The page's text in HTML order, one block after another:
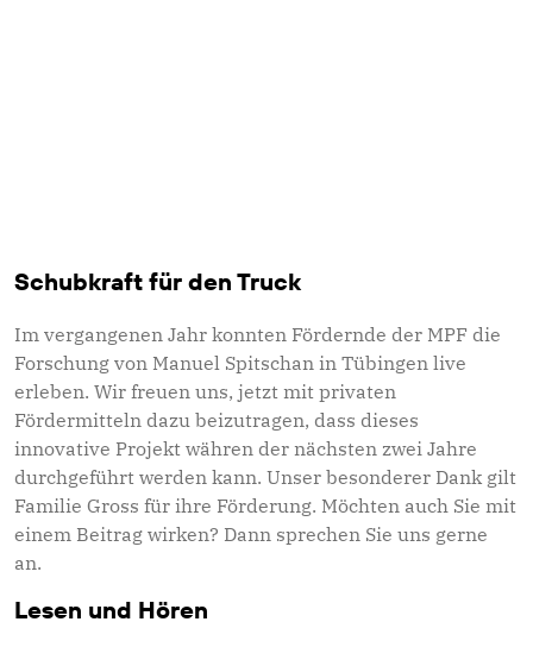
sensorische und zirkadiane Neurowissenschaften" am
MPI für biologische Kybernetik in Tübingen.
Schubkraft für den Truck
Im vergangenen Jahr konnten Fördernde der MPF die
Forschung von Manuel Spitschan in Tübingen live
erleben. Wir freuen uns, jetzt mit privaten
Fördermitteln dazu beizutragen, dass dieses
innovative Projekt währen der nächsten zwei Jahre
durchgeführt werden kann. Unser besonderer Dank gilt
Familie Gross für ihre Förderung. Möchten auch Sie mit
einem Beitrag wirken? Dann sprechen Sie uns gerne
an.
Lesen und Hören